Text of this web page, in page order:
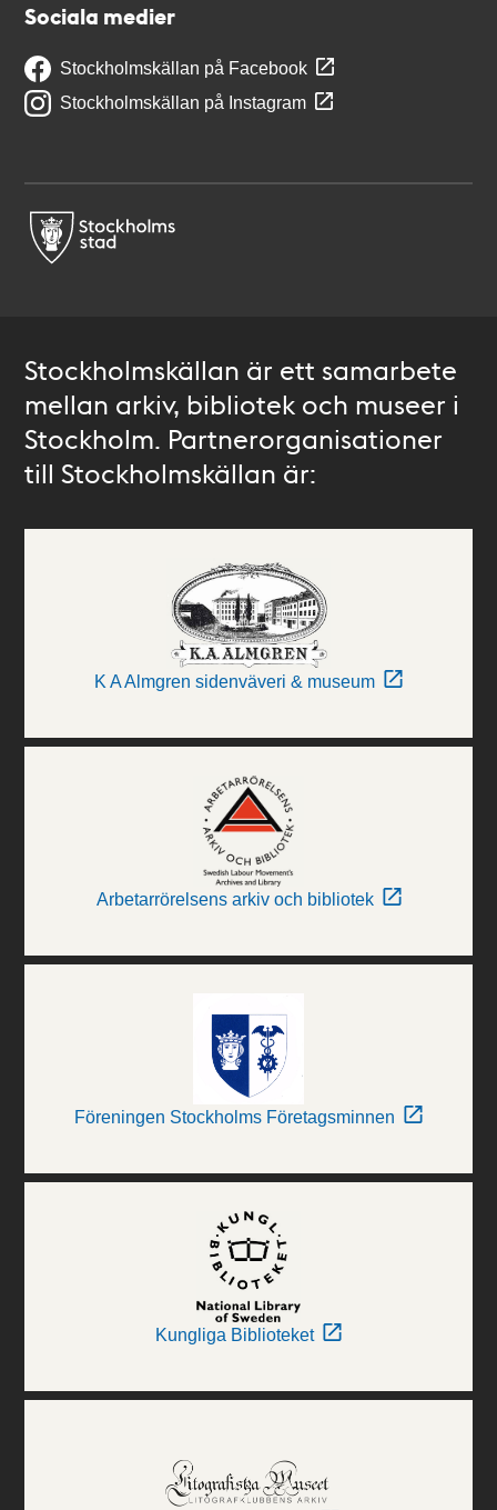
Sociala medier
Stockholmskällan på Facebook
Stockholmskällan på Instagram
Stockholmskällan är ett samarbete
mellan arkiv, bibliotek och museer i
Stockholm. Partnerorganisationer
till Stockholmskällan är:
K A Almgren sidenväveri & museum
Arbetarrörelsens arkiv och bibliotek
Föreningen Stockholms Företagsminnen
Kungliga Biblioteket